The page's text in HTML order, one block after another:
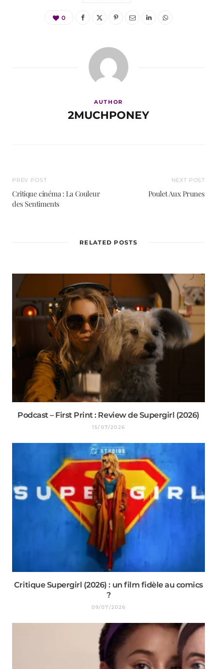
0
AUTHOR
2MUCHPONEY
PREV POST
Critique cinéma : La Couleur
des Sentiments
NEXT POST
Poulet Aux Prunes
RELATED POSTS
Podcast – First Print : Review de Supergirl (2026)
15/07/2026
Critique Supergirl (2026) : un film fidèle au comics
?
09/07/2026